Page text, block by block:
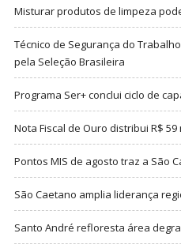
Misturar produtos de limpeza
Técnico de Segurança do
pela Seleção Brasileira
Programa Ser+ conclui ciclo de
Nota Fiscal de Ouro distribui R$
Pontos MIS de agosto traz a São
São Caetano amplia liderança
Santo André refloresta área